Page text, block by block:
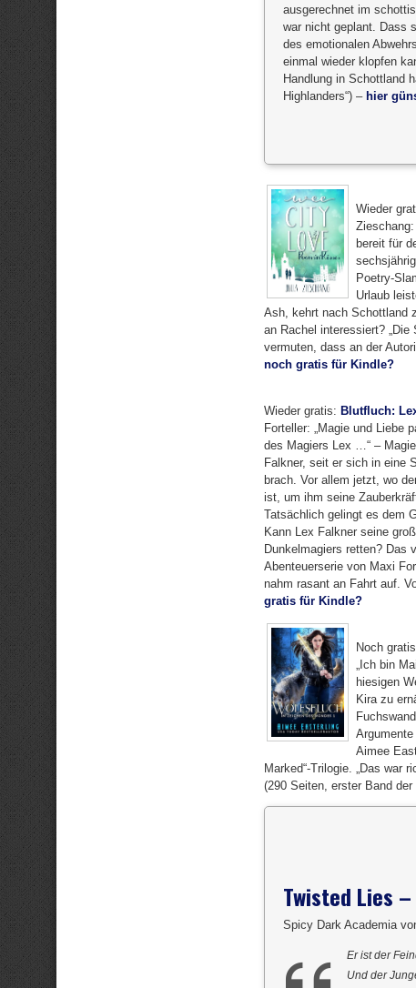
ausgerechnet im
war nicht geplant. Dass
des emotionalen
einmal wieder klopfen
Handlung in Schottland
Highlanders“) – hier
Wieder
bereit für
Poetry-
Urlaub
Ash, kehrt nach Schottland
an Rachel interessiert?
vermuten, dass an der
noch gratis für Kindle?
Wieder gratis: Blutfluch:
Forteller: „Magie und Liebe
des Magiers Lex …“ –
Falkner, seit er sich in eine
brach. Vor allem jetzt, wo
ist, um ihm seine
Tatsächlich gelingt es dem
Kann Lex Falkner seine
Dunkelmagiers retten? Das
Abenteuerserie von Maxi
nahm rasant an Fahrt auf.
gratis für Kindle?
Noch
„Ich bin
hiesigen
Kira zu
Aimee
Marked“-Trilogie. „Das war
(290 Seiten, erster Band
Twisted Lies
Spicy Dark Academia
Er ist der
Und der